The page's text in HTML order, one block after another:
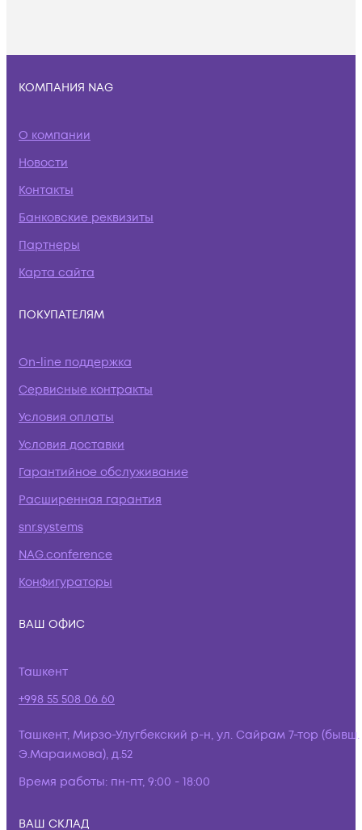
КОМПАНИЯ NAG
О компании
Новости
Контакты
Банковские реквизиты
Партнеры
Карта сайта
ПОКУПАТЕЛЯМ
On-line поддержка
Сервисные контракты
Условия оплаты
Условия доставки
Гарантийное обслуживание
Расширенная гарантия
snr.systems
NAG.conference
Конфигураторы
ВАШ ОФИС
Ташкент
+998 55 508 06 60
Ташкент, Мирзо-Улугбекский р-н, ул. Сайрам 7-тор (бывш.
Э.Мараимова), д.52
Время работы: пн-пт, 9:00 - 18:00
ВАШ СКЛАД